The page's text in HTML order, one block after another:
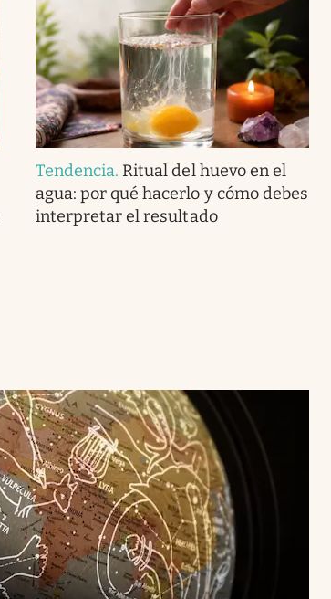
Tendencia. Ritual del huevo en el
agua: por qué hacerlo y cómo debes
interpretar el resultado